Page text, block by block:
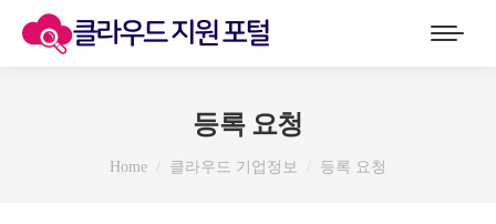
등록 요청
You are here:
Home 클라우드 기업정보 등록 요청